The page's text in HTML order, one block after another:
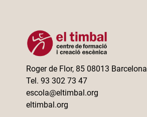
Roger de Flor, 85 08013 Barcelona
Tel. 93 302 73 47
escola@eltimbal.org
eltimbal.org